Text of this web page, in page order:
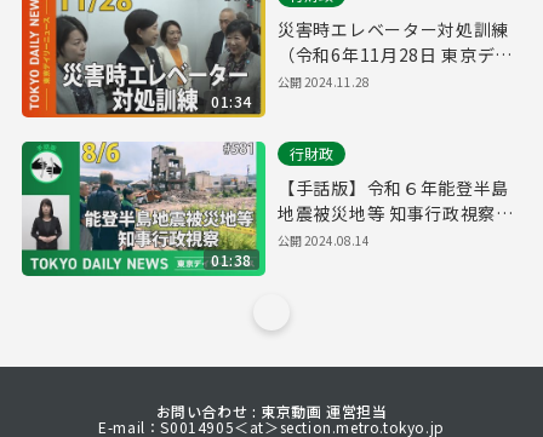
01:34
災害時エレベーター対処訓練
（令和6年11月28日 東京デイ
リーニュース No.644）
公開2024.11.28
01:38
行財政
【手話版】令和６年能登半島
地震被災地等 知事行政視察
（令和6年8月6日 東京デイリ
公開2024.08.14
お問い合わせ : 東京動画 運営担当
E-mail：S0014905＜at＞section.metro.tokyo.jp